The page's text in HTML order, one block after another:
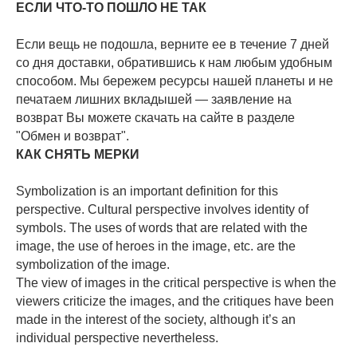
ЕСЛИ ЧТО-ТО ПОШЛО НЕ ТАК
Если вещь не подошла, верните ее в течение 7 дней
со дня доставки, обратившись к нам любым удобным
способом. Мы бережем ресурсы нашей планеты и не
печатаем лишних вкладышей — заявление на
возврат Вы можете скачать на сайте в разделе
"Обмен и возврат".
КАК СНЯТЬ МЕРКИ
Symbolization is an important definition for this
perspective. Cultural perspective involves identity of
symbols. The uses of words that are related with the
image, the use of heroes in the image, etc. are the
symbolization of the image.
The view of images in the critical perspective is when the
viewers criticize the images, and the critiques have been
made in the interest of the society, although it’s an
individual perspective nevertheless.